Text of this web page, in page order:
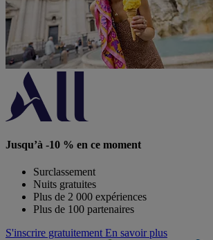
Jusqu’à -10 % en ce moment
Surclassement
Nuits gratuites
Plus de 2 000 expériences
Plus de 100 partenaires
S'inscrire gratuitement En savoir plus